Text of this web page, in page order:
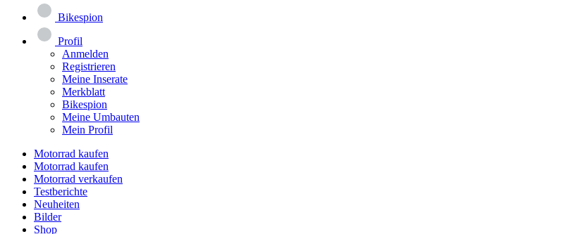
Bikespion
Profil
Anmelden
Registrieren
Meine Inserate
Merkblatt
Bikespion
Meine Umbauten
Mein Profil
Motorrad kaufen
Motorrad kaufen
Motorrad verkaufen
Testberichte
Neuheiten
Bilder
Shop